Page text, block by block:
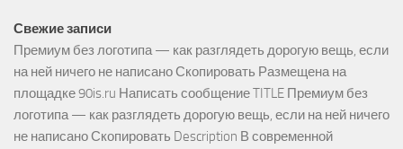
Свежие записи
Премиум без логотипа — как разглядеть дорогую вещь, если
на ней ничего не написано Скопировать Размещена на
площадке 90is.ru Написать сообщение TITLE Премиум без
логотипа — как разглядеть дорогую вещь, если на ней ничего
не написано Скопировать Description В современной